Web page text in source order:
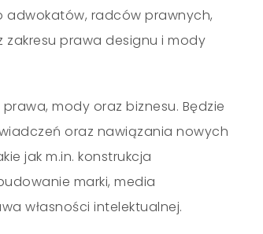
adwokatów, radców prawnych,
prawa designu i mody
mody oraz biznesu. Będzie
oraz nawiązania nowych
jak m.in. konstrukcja
marki, media
własności intelektualnej.